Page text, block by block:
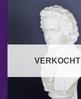
VERKOCHT